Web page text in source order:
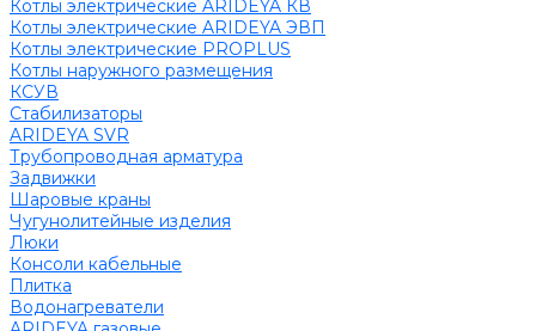
Котлы электрические ARIDEYA КВ
Котлы электрические ARIDEYA ЭВП
Котлы электрические PROPLUS
Котлы наружного размещения
КСУВ
Стабилизаторы
ARIDEYA SVR
Трубопроводная арматура
Задвижки
Шаровые краны
Чугунолитейные изделия
Люки
Консоли кабельные
Плитка
Водонагреватели